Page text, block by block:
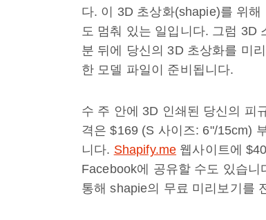
다. 이 3D 초상화(shapie)를 위
도 멈춰 있는 일입니다. 그럼 3D
분 뒤에 당신의 3D 초상화를 미
한 모델 파일이 준비됩니다.
수 주 안에 3D 인쇄된 당신의 피
격은 $169 (S 사이즈: 6"/15cm)
니다. Shapify.me 웹사이트에
Facebook에 공유할 수도 있습
통해 shapie의 무료 미리보기를